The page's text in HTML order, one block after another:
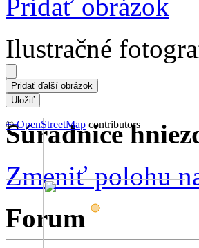
Pridať obrázok
Ilustračné
+−
©OpenStreetMap contributors
Súradnice
Zmeniť polohu
Forum